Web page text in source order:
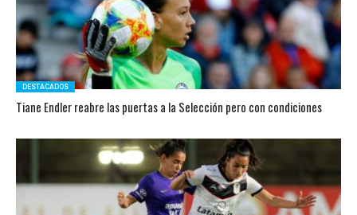
DESTACADOS
Tiane Endler reabre las puertas a la Selección pero con condiciones